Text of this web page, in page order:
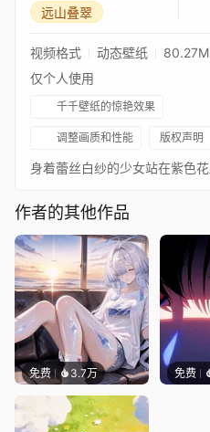
远山叠翠
视频格式 动态壁纸
80.27M
仅个人使用
千千壁纸的惊艳效果
调整画质和性能 版权声明
作者的其他作品
免费 3.7万 免费